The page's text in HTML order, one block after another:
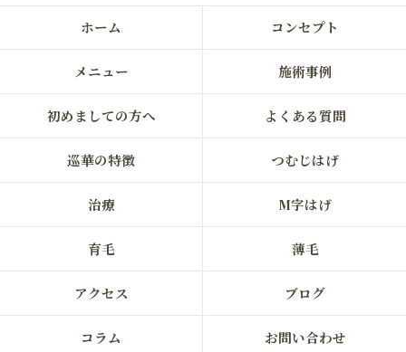
ホーム コンセプト
メニュー 施術事例
初めましての方へ よくある質問
巡華の特徴 つむじはげ
治療 M字はげ
育毛 薄毛
アクセス ブログ
コラム お問い合わせ